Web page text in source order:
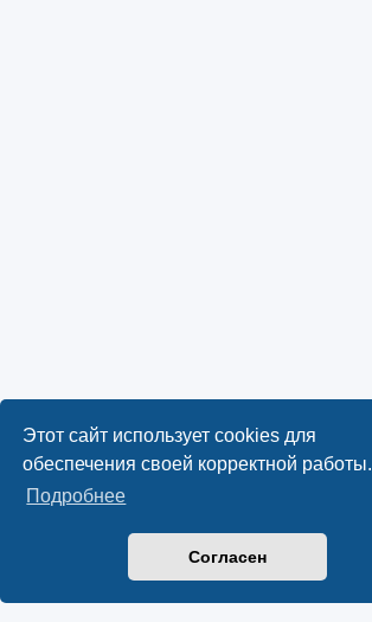
Этот сайт использует cookies для
обеспечения своей корректной работы.
Подробнее
Согласен